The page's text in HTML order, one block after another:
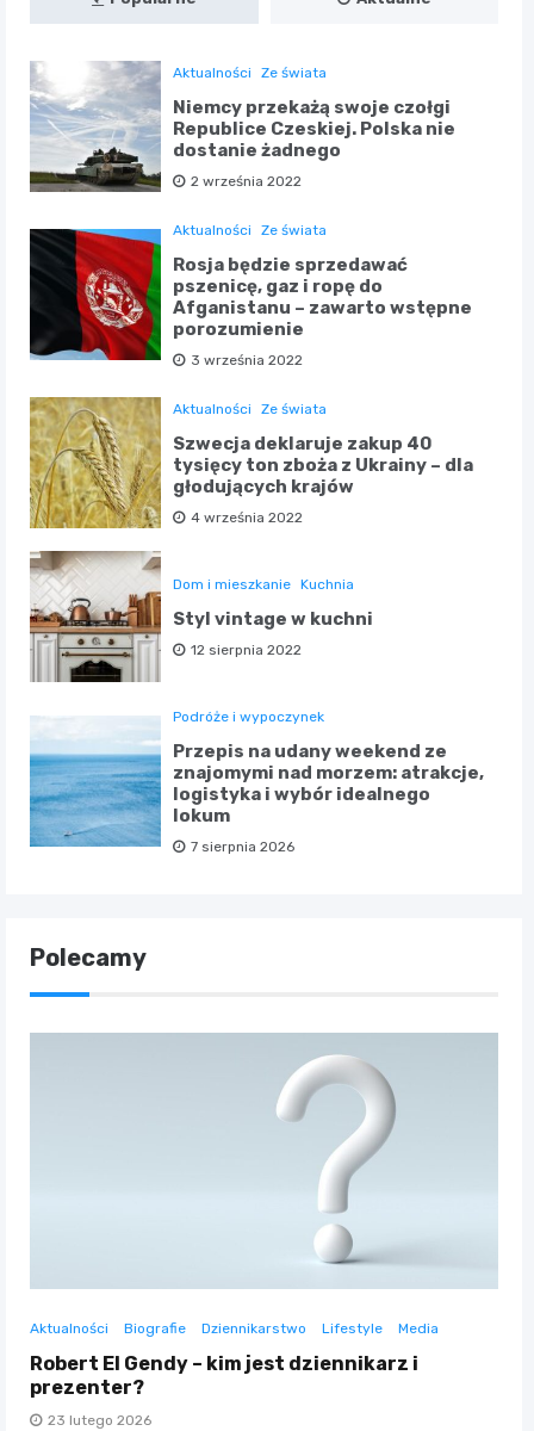
Aktualności Ze świata
Niemcy przekażą swoje czołgi
Republice Czeskiej. Polska nie
dostanie żadnego
2 września 2022
Aktualności Ze świata
Rosja będzie sprzedawać
pszenicę, gaz i ropę do
Afganistanu – zawarto wstępne
porozumienie
3 września 2022
Aktualności Ze świata
Szwecja deklaruje zakup 40
tysięcy ton zboża z Ukrainy – dla
głodujących krajów
4 września 2022
Dom i mieszkanie Kuchnia
Styl vintage w kuchni
12 sierpnia 2022
Podróże i wypoczynek
Przepis na udany weekend ze
znajomymi nad morzem: atrakcje,
logistyka i wybór idealnego
lokum
7 sierpnia 2026
Polecamy
Aktualności Biografie Dziennikarstwo Lifestyle Media
Robert El Gendy – kim jest dziennikarz i
prezenter?
23 lutego 2026